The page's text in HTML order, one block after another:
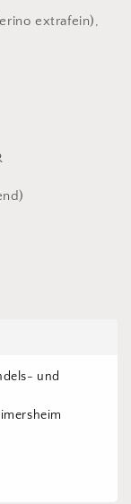
extrafein),
und